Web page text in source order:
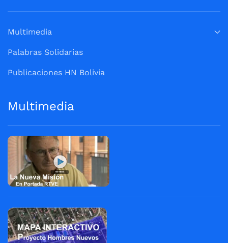
Multimedia
Palabras Solidarias
Publicaciones HN Bolivia
Multimedia